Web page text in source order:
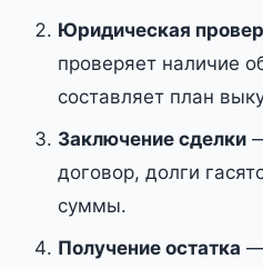
Юридическая
проверяет наличие
составляет план
Заключение сделки
договор, долги
суммы.
Получение остатка —